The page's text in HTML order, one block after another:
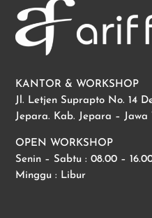
KANTOR & WORKSHOP
Jl. Letjen Suprapto No. 14
Jepara. Kab. Jepara – Jawa
OPEN WORKSHOP
Senin – Sabtu : 08.00 –
Minggu : Libur